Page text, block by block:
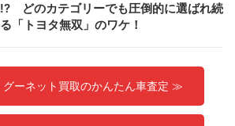
どのカテゴリーでも圧倒的に選ばれ続
「トヨタ無双」のワケ！
ーネット買取のかんたん車査定 ≫